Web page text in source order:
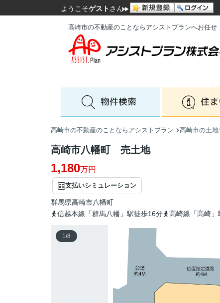
ようこそゲスト さん
高崎市の不動産のことならアシストプランへお任せ
高崎市の不動産のことならアシストプラン 高崎市の土地
高崎市八幡町 売土地
1,180万円
支払いシミュレーション
群馬県高崎市八幡町
信越本線「群馬八幡」駅徒歩16分
高崎線「高崎
1/8